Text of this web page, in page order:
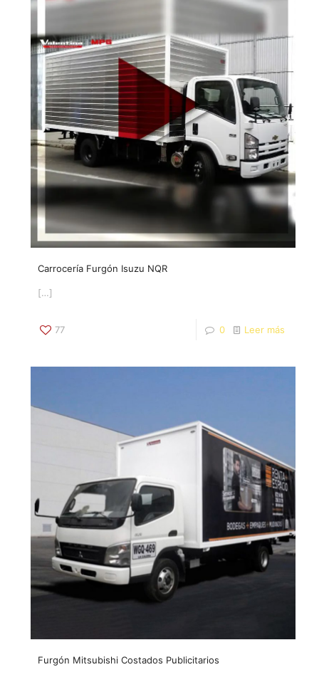
Carrocería Furgón Isuzu NQR
[…]
77 0 Leer más
Furgón Mitsubishi Costados Publicitarios